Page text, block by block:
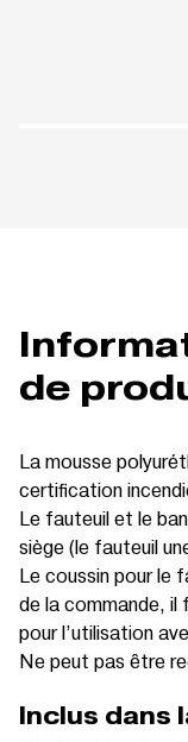
de
La mousse
certification
Le fauteuil et le
siège (le fauteuil
Le coussin pour le
de la commande, il
pour l’utilisation
Ne peut pas être
Inclus dans